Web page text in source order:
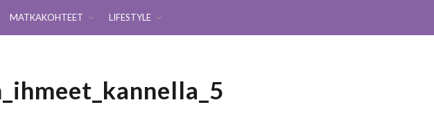
MATKAKOHTEET LIFESTYLE